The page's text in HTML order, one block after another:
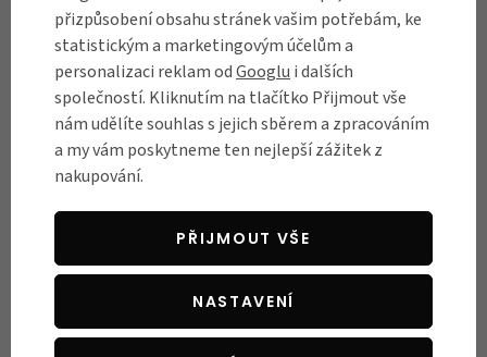
BESTSELLER
Dětské odrážedlo a koloběžka
Micro Mini2Grow Deluxe Magic
3 490 Kč
Dětské odrážedlo a koloběžka
Mini Micro 3v1 Classic
přizpůsobení obsahu stránek vašim potřebám, ke
statistickým a marketingovým účelům a
personalizaci reklam odGooglu i dalších
společností. Kliknutím na tlačítko Přijmout vše
nám udělíte souhlas s jejich sběrem a zpracováním
a my vám poskytneme ten nejlepší zážitek z
nakupování.
PŘIJMOUT VŠE
NASTAVENÍ